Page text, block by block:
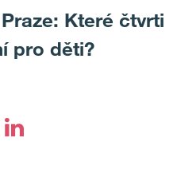
Které čtvrti
pro děti?